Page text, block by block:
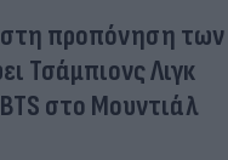
προπόνηση των
Τσάμπιονς Λιγκ
στο Μουντιάλ